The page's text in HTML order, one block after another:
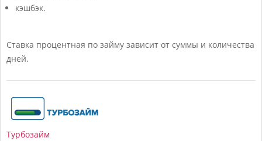
кэшбэк.
Ставка процентная по займу зависит от суммы и количества
дней.
Турбозайм